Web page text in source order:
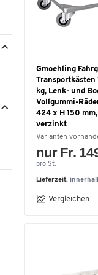
Gmoehling
Transportkästen
kg, Lenk- und
Vollgummi-
424 x H 150 mm,
verzinkt
Varianten
nur Fr.
pro St.
Lieferzeit:
Vergleichen